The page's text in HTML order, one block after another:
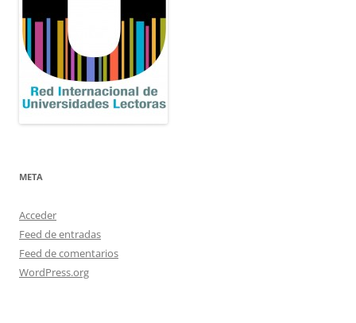
META
Acceder
Feed de entradas
Feed de comentarios
WordPress.org